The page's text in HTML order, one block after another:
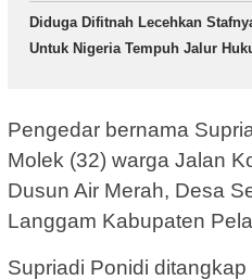
Diduga Difitnah Lecehkan
Untuk Nigeria Tempuh Jalur
Pengedar bernama
Molek (32) warga Jalan
Dusun Air Merah, Desa
Langgam Kabupaten
Supriadi Ponidi